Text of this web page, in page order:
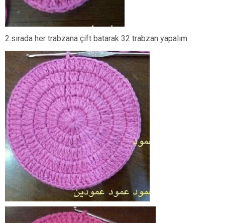
2.sırada her trabzana çift batarak 32 trabzan yapalım.